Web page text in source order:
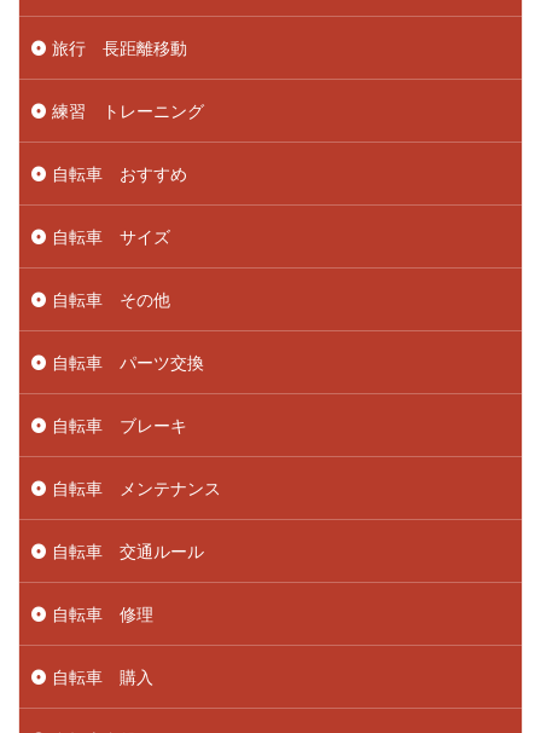
旅行 長距離移動
練習 トレーニング
自転車 おすすめ
自転車 サイズ
自転車 その他
自転車 パーツ交換
自転車 ブレーキ
自転車 メンテナンス
自転車 交通ルール
自転車 修理
自転車 購入